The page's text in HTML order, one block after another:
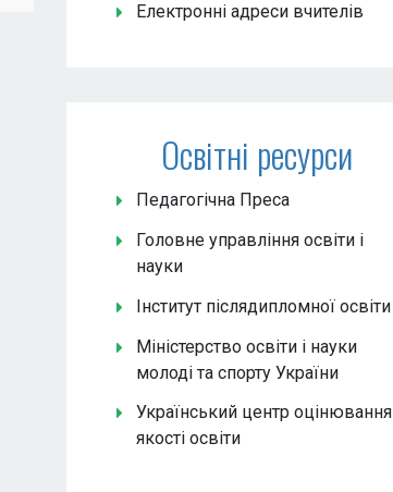
Електронні адреси вчителів
Освітні ресурси
Педагогічна Преса
Головне управління освіти і
науки
Інститут післядипломної освіти
Міністерство освіти і науки
молоді та спорту України
Український центр оцінювання
якості освіти